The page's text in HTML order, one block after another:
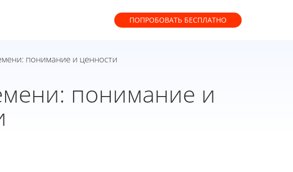
ПОПРОБОВАТЬ БЕСПЛАТНО
понимание и ценности
понимание и